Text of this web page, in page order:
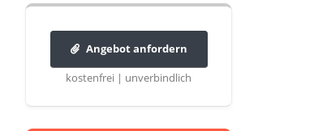
Angebot anfordern
kostenfrei | unverbindlich